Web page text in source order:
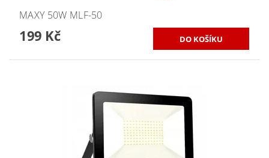
MAXY 50W MLF-50
199 Kč